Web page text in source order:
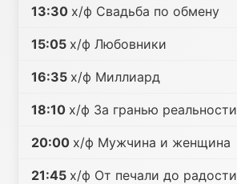
13:30 х/ф Свадьба по обмену
15:05 х/ф Любовники
16:35 х/ф Миллиард
18:10 х/ф За гранью реальности
20:00 х/ф Мужчина и женщина
21:45 х/ф От печали до радости